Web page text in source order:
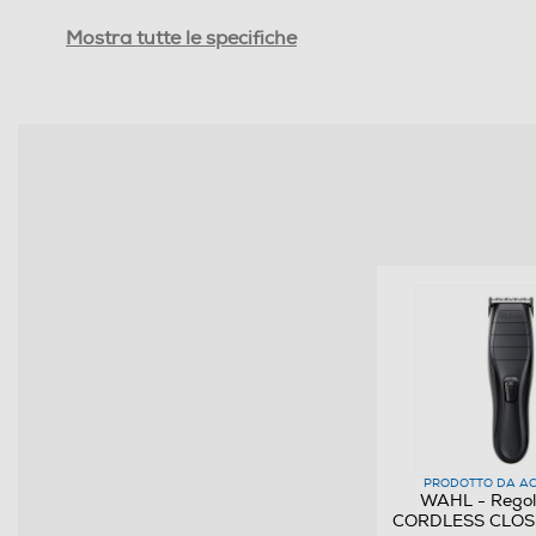
Mostra tutte le specifiche
PRODOTTO DA
WAHL -
CORDLESS